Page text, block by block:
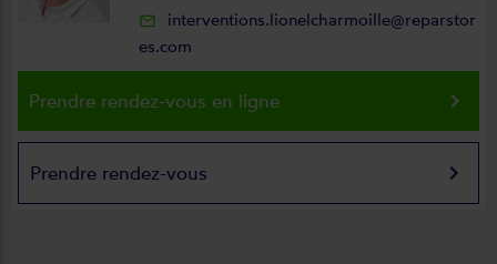
mail_outline
interventions.lionelcharmoille@reparstor
es.com
Prendre rendez-vous en ligne keyboard_arrow_right
Prendre rendez-vous keyboard_arrow_right